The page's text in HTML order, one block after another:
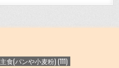
主食(パンや小麦粉) (111)